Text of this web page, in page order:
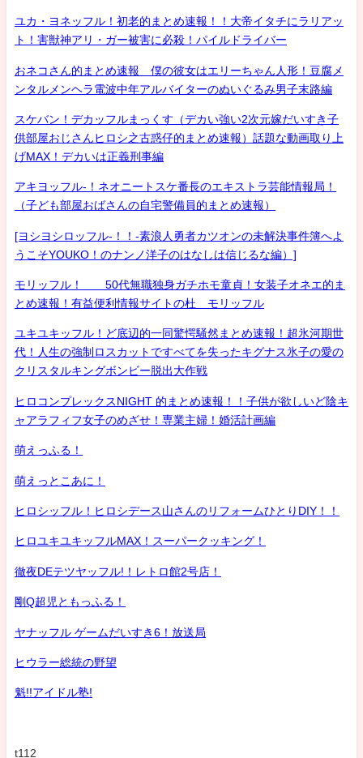
ユカ・ヨネッフル！初老的まとめ速報！！大帝イタチにラリアッ
ト！害獣神アリ・ガー被害に必殺！パイルドライバー
おネコさん的まとめ速報 僕の彼女はエリーちゃん人形！豆腐メ
ンタルメンヘラ電波中年アルバイターのぬいぐるみ男子末路編
スケバン！デカッフルまっくす（デカい強い2次元嫁だいすき子
供部屋おじさんヒロシ之古惑仔的まとめ速報）話題な動画取り上
げMAX！デカいは正義刑事編
アキヨッフル-！ネオニートスケ番長のエキストラ芸能情報局！
（子ども部屋おばさんの自宅警備員的まとめ速報）
[ヨシヨシロッフル-！！-素浪人勇者カツオンの未解決事件簿へよ
うこそYOUKO！のナンノ洋子のはなしは信じるな編）]
モリッフル！ 50代無職独身ガチホモ童貞！女装子オネエ的ま
とめ速報！有益便利情報サイトの杜 モリッフル
ユキユキッフル！ど底辺的一同驚愕騒然まとめ速報！超氷河期世
代！人生の強制ロスカットですべてを失ったキグナス氷子の愛の
クリスタルキングボンビー脱出大作戦
ヒロコンプレックスNIGHT 的まとめ速報！！子供が欲しいど陰キ
ャアラフィフ女子のめざせ！専業主婦！婚活計画編
萌えっふる！
萌えっとこあに！
ヒロシッフル！ヒロシデース山さんのリフォームひとりDIY！！
ヒロユキユキッフルMAX！スーパークッキング！
徹夜DEテツヤッフル!！レトロ館2号店！
剛Q超児ともっふる！
ヤナッフル ゲームだいすき6！放送局
ヒウラー総統の野望
魁!!アイドル塾!
t112